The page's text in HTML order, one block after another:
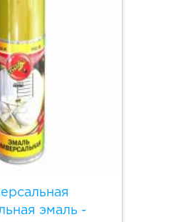
эмаль -